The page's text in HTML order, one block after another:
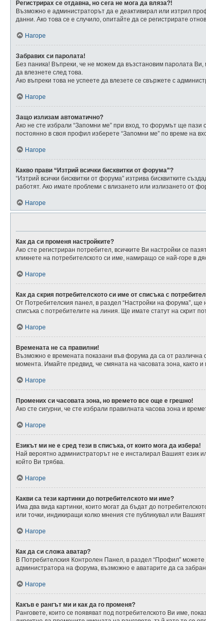
Регистрирах се отдавна, но сега не мога да вляза?!
Възможно е администраторът да е деактивирал или изтрил
данни. Ако това се е случило, опитайте да се регистрирате
Нагоре
Забравих си паролата!
Без паника! Въпреки, че не можем да възстановим паролата
да влезнете след това.
Ако въпреки това не успеете да влезете се свържете с
Нагоре
Защо излизам автоматично?
Ако не сте избрали “Запомни ме” при вход, то форумът ще
постоянно в своя профил изберете “Запомни ме” по време на
Нагоре
Какво прави “Изтрий всички бисквитки от форума”?
“Изтрий всички бисквитки от форума” изтрива бисквитките
работят. Ако имате проблеми с влизането или излизането от
Нагоре
Как да си променя настройките?
Ако сте регистриран потребител, всичките Ви настройки се
кликнете на потребителското си име, намиращо се най-горе в
Нагоре
Как да скрия потребителското си име от списъка с
От Потребителския панел, в раздел “Настройки на форума”, ще
списъка с потребителите на линия. Ще имате статут на скрит
Нагоре
Времената не са правилни!
Възможно е времената показани във форума да са от различна
момента. Имайте предвид, че смяната на часовата зона, както
Нагоре
Промених си часовата зона, но времето все още е грешно!
Ако сте сигурни, че сте избрали правилната часова зона и
Нагоре
Езикът ми не е сред тези в списъка, от които мога да избера!
Най вероятно администраторът не е инсталирал Вашият език
който Ви трябва.
Нагоре
Какви са тези картинки до потребителското ми име?
Има два вида картинки, които могат да бъдат до
или точки, индикиращи колко мнения сте публикувал или
Нагоре
Как да си сложа аватар?
В Потребителския Контролен Панел, в раздел “Профил”
администратора на форума, възможно е аватарите да са
Нагоре
Какъв е рангът ми и как да го променя?
Ранговете, които се появяват под потребителското Ви име,